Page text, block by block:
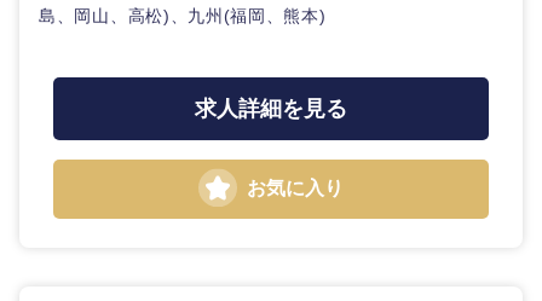
島、岡山、高松)、九州(福岡、熊本)
求人詳細を見る
お気に入り